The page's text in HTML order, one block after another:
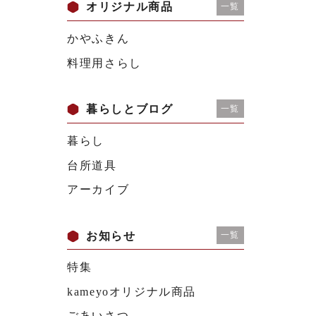
オリジナル商品 一覧
かやふきん
料理用さらし
暮らしとブログ 一覧
暮らし
台所道具
アーカイブ
お知らせ 一覧
特集
kameyoオリジナル商品